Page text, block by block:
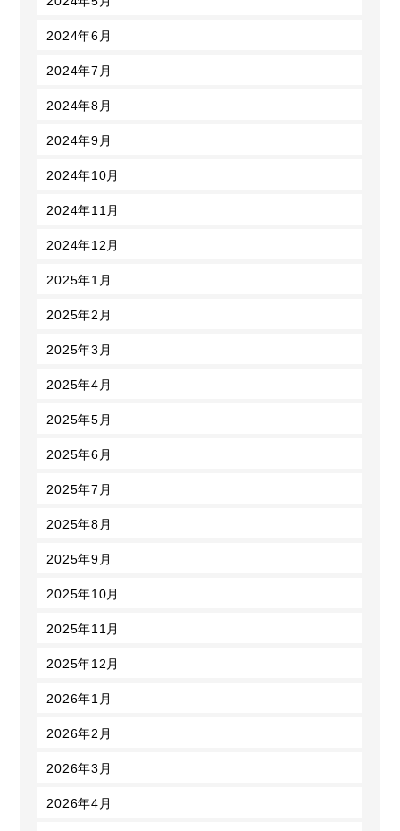
2024年6月
2024年7月
2024年8月
2024年9月
2024年10月
2024年11月
2024年12月
2025年1月
2025年2月
2025年3月
2025年4月
2025年5月
2025年6月
2025年7月
2025年8月
2025年9月
2025年10月
2025年11月
2025年12月
2026年1月
2026年2月
2026年3月
2026年4月